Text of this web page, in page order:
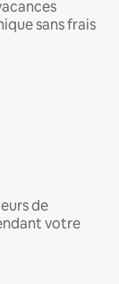
sans frais
de
votre